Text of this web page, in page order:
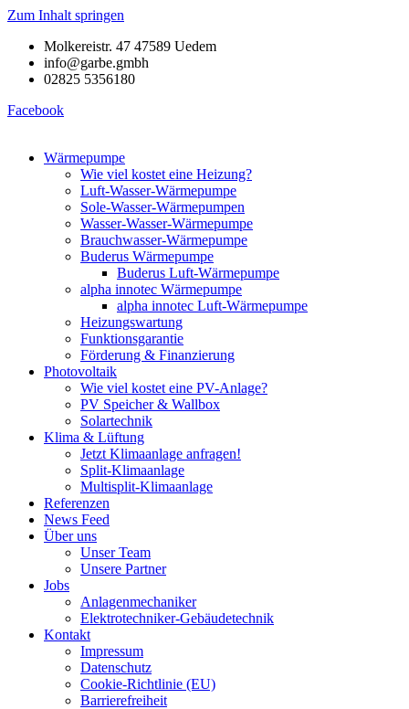
Zum Inhalt springen
Molkereistr. 47 47589 Uedem
info@garbe.gmbh
02825 5356180
Facebook
Wärmepumpe
Wie viel kostet eine Heizung?
Luft-Wasser-Wärmepumpe
Sole-Wasser-Wärmepumpen
Wasser-Wasser-Wärmepumpe
Brauchwasser-Wärmepumpe
Buderus Wärmepumpe
Buderus Luft-Wärmepumpe
alpha innotec Wärmepumpe
alpha innotec Luft-Wärmepumpe
Heizungswartung
Funktionsgarantie
Förderung & Finanzierung
Photovoltaik
Wie viel kostet eine PV-Anlage?
PV Speicher & Wallbox
Solartechnik
Klima & Lüftung
Jetzt Klimaanlage anfragen!
Split-Klimaanlage
Multisplit-Klimaanlage
Referenzen
News Feed
Über uns
Unser Team
Unsere Partner
Jobs
Anlagenmechaniker
Elektrotechniker-Gebäudetechnik
Kontakt
Impressum
Datenschutz
Cookie-Richtlinie (EU)
Barrierefreiheit